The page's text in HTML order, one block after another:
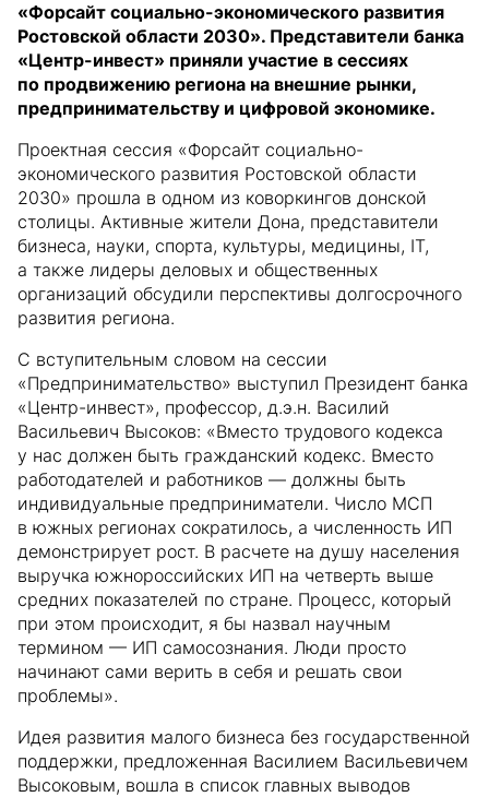
«Форсайт социально-экономического развития
Ростовской области 2030». Представители банка
«Центр-инвест» приняли участие в сессиях
по продвижению региона на внешние рынки,
предпринимательству и цифровой экономике.
Проектная сессия «Форсайт социально-
экономического развития Ростовской области
2030» прошла в одном из коворкингов донской
столицы. Активные жители Дона, представители
бизнеса, науки, спорта, культуры, медицины, IT,
а также лидеры деловых и общественных
организаций обсудили перспективы долгосрочного
развития региона.
С вступительным словом на сессии
«Предпринимательство» выступил Президент банка
«Центр-инвест», профессор, д.э.н. Василий
Васильевич Высоков: «Вместо трудового кодекса
у нас должен быть гражданский кодекс. Вместо
работодателей и работников — должны быть
индивидуальные предприниматели. Число МСП
в южных регионах сократилось, а численность ИП
демонстрирует рост. В расчете на душу населения
выручка южнороссийских ИП на четверть выше
средних показателей по стране. Процесс, который
при этом происходит, я бы назвал научным
термином — ИП самосознания. Люди просто
начинают сами верить в себя и решать свои
проблемы».
Идея развития малого бизнеса без государственной
поддержки, предложенная Василием Васильевичем
Высоковым, вошла в список главных выводов